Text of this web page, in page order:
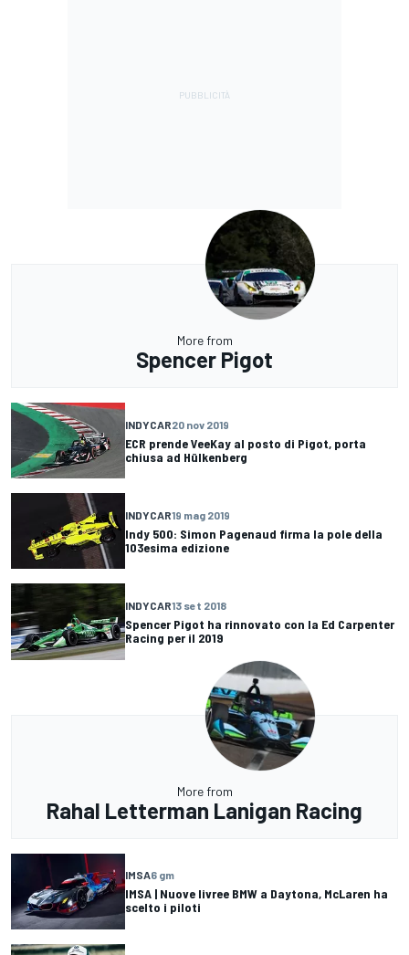
More from
Spencer Pigot
INDYCAR20 nov 2019
ECR prende VeeKay al posto di Pigot, porta
chiusa ad Hülkenberg
INDYCAR19 mag 2019
Indy 500: Simon Pagenaud firma la pole della
103esima edizione
INDYCAR13 set 2018
Spencer Pigot ha rinnovato con la Ed Carpenter
Racing per il 2019
More from
Rahal Letterman Lanigan Racing
IMSA6 gm
IMSA | Nuove livree BMW a Daytona, McLaren ha
scelto i piloti